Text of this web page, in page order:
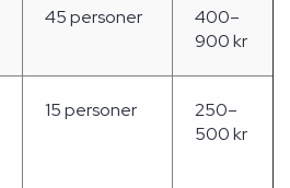
45 personer
400–
900 kr
15 personer
250–
500 kr